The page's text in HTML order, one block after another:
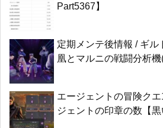
Part5367】
定期メンテ後情報 / ギ
凰とマルニの戦闘分析
エージェントの冒険ク
ジェントの印章の数【黒